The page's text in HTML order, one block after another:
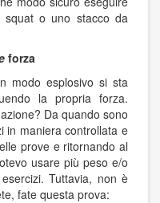
squat o uno stacco da
forza
modo esplosivo si sta
la propria forza.
Da quando sono
in maniera controllata e
prove e ritornando al
usare più peso e/o
Tuttavia, non è
fate questa prova: